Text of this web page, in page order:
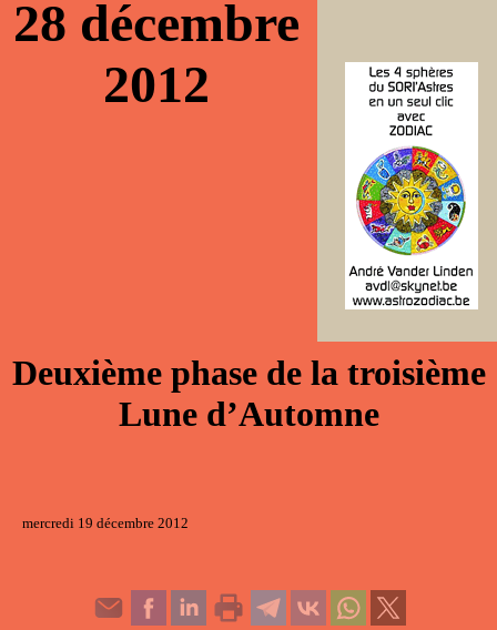
28 décembre
2012
Deuxième phase de la troisième
Lune d’Automne
mercredi 19 décembre 2012